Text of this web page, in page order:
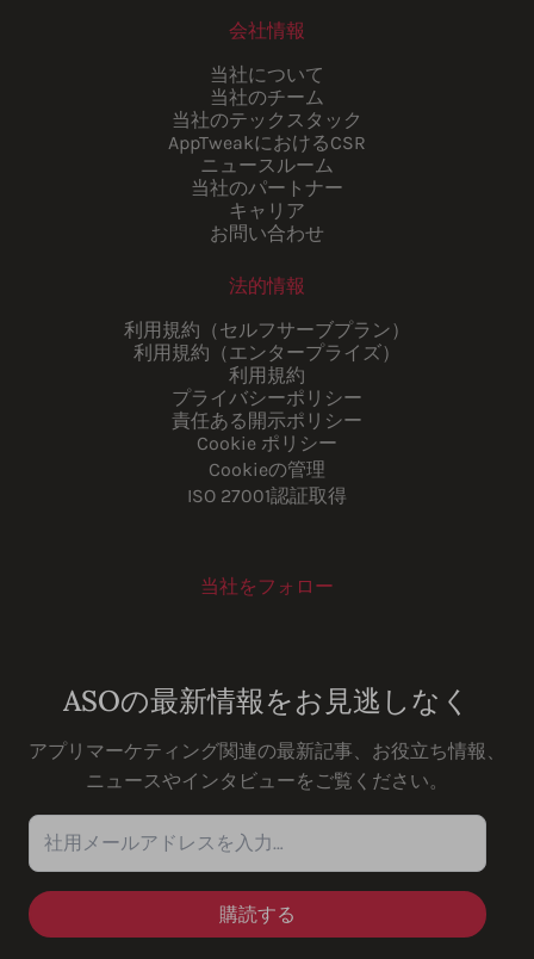
会社情報
当社について
当社のチーム
当社のテックスタック
AppTweakにおけるCSR
ニュースルーム
当社のパートナー
キャリア
お問い合わせ
法的情報
利用規約（セルフサーブプラン）
利用規約（エンタープライズ）
利用規約
プライバシーポリシー
責任ある開示ポリシー
Cookie ポリシー
Cookieの管理
ISO 27001認証取得
当社をフォロー
ASOの最新情報をお見逃しなく
アプリマーケティング関連の最新記事、お役立ち情報、
ニュースやインタビューをご覧ください。
社用メールアドレスを入力…